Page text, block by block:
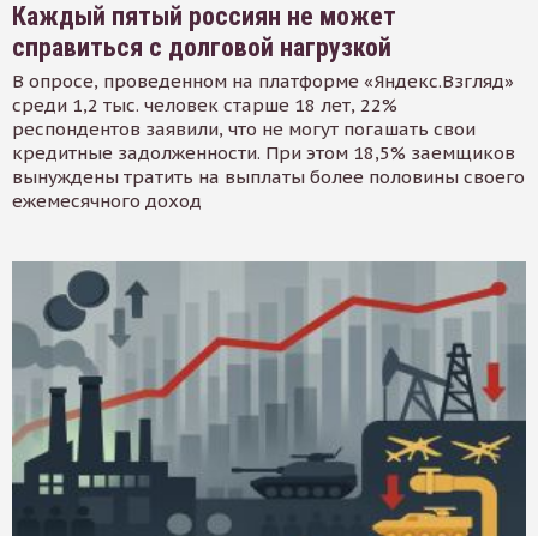
Каждый пятый россиян не может
справиться с долговой нагрузкой
В опросе, проведенном на платформе «Яндекс.Взгляд»
среди 1,2 тыс. человек старше 18 лет, 22%
респондентов заявили, что не могут погашать свои
кредитные задолженности. При этом 18,5% заемщиков
вынуждены тратить на выплаты более половины своего
ежемесячного доход